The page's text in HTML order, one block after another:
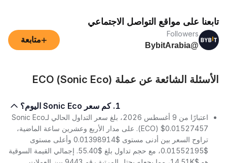
تابعنا على مواقع التواصل الاجتماعي
Followers
@BybitArabia
+متابعة
الأسئلة الشائعة عن عملة ECO (Sonic Eco)
1. كم سعر Sonic Eco اليوم؟
اعتبارًا من 9 أغسطس 2026، بلغ سعر التداول الحالي لـSonic Eco
(ECO) $0.01527457. على مدار الأربع وعشرين ساعة الماضية،
تراوح السعر بين أدنى مستوى $0.01398914 وأعلى مستوى
$0.01552195، مع حجم تداول بلغ $55.40. إجمالي القيمة السوقية